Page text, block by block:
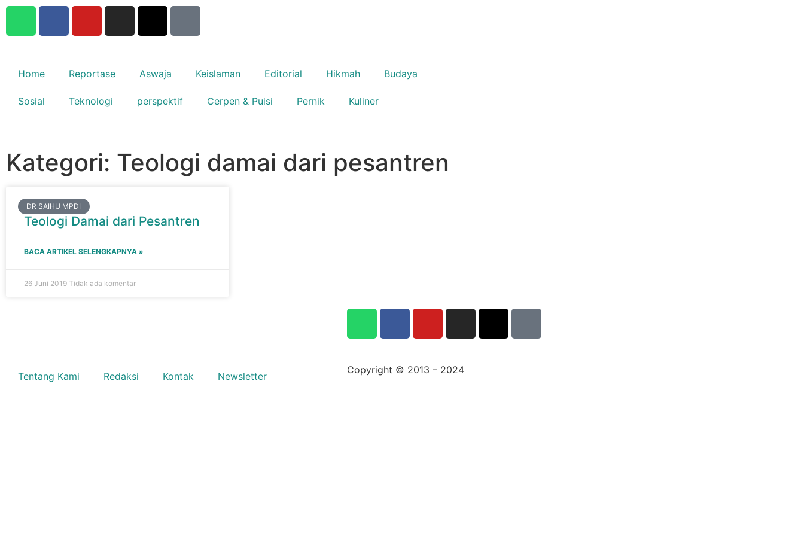
Home Reportase Aswaja Keislaman Editorial Hikmah Budaya
Sosial Teknologi perspektif Cerpen & Puisi Pernik Kuliner
Kategori: Teologi damai dari pesantren
DR SAIHU MPDI
Teologi Damai dari Pesantren
BACA ARTIKEL SELENGKAPNYA »
26 Juni 2019 Tidak ada komentar
Tentang Kami Redaksi Kontak Newsletter
Copyright © 2013 – 2024